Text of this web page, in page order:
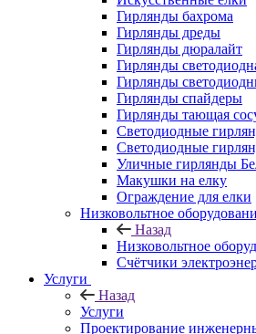
Гирлянды бахрома
Гирлянды дреды
Гирлянды дюралайт
Гирлянды
Гирлянды
Гирлянды спайдеры
Гирлянды тающая
Светодиодные
Светодиодные
Уличные гирлянды
Макушки на елку
Ограждение для елки
Низковольтное
Назад
Низковольтное
Счётчики
Услуги
Назад
Услуги
Проектирование